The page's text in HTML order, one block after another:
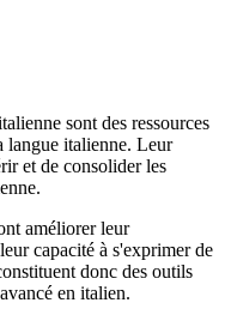
sont des ressources
langue italienne. Leur
et de consolider les
améliorer leur
capacité à s'exprimer de
donc des outils
en italien.